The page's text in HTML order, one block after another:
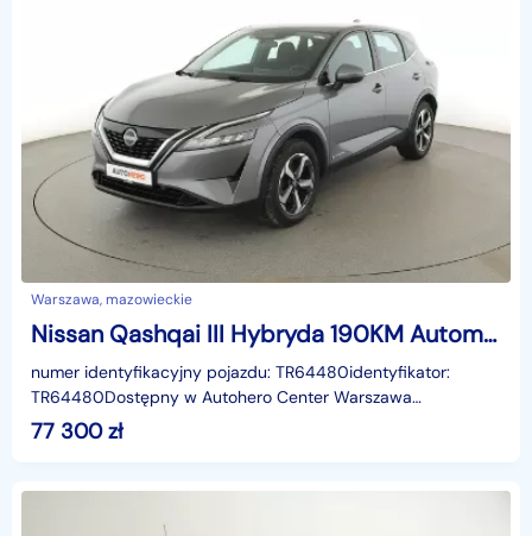
Warszawa, mazowieckie
Nissan Qashqai III Hybryda 190KM Automat Kamera cofania Klimatyzacja Tempomat
numer identyfikacyjny pojazdu: TR64480identyfikator:
TR64480Dostępny w Autohero Center Warszawa
MłocinyUWAGA!Jako jedyni w Polsce oferujemy możliwość
oględzin n
77 300zł